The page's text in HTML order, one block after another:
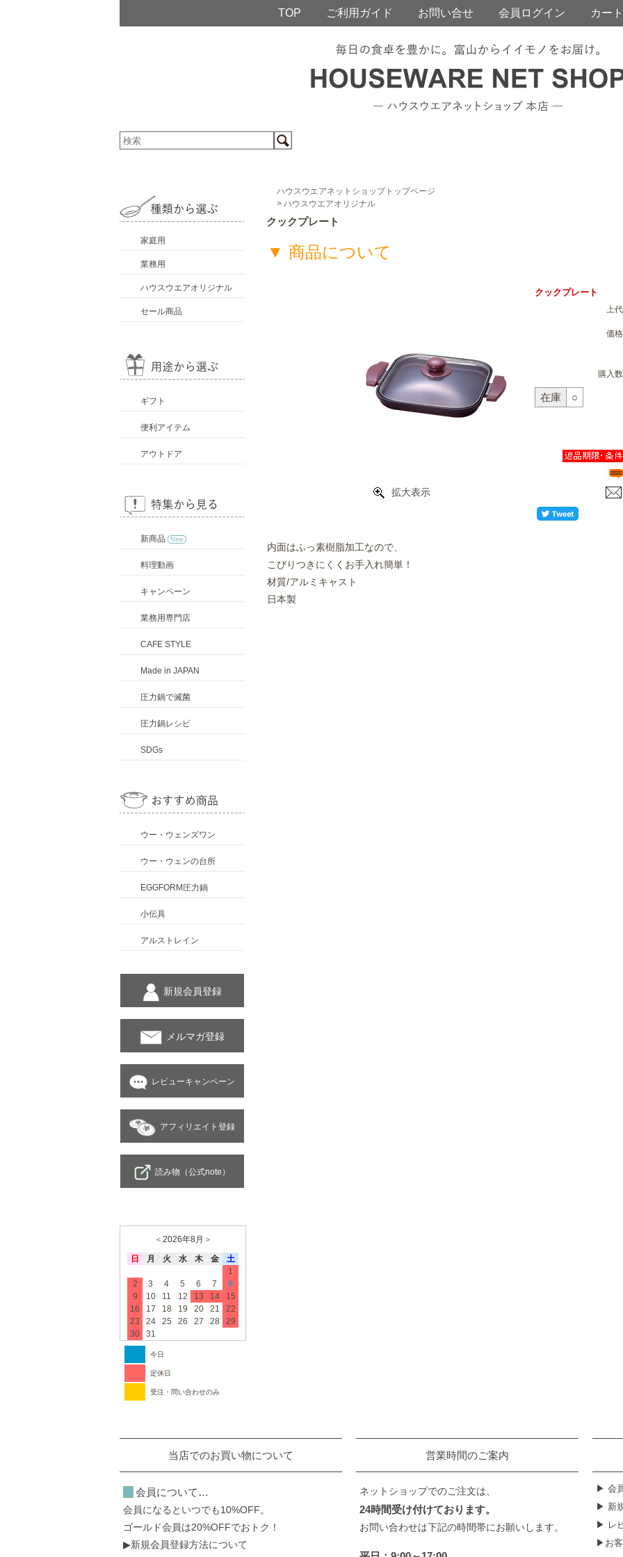
TOP ご利用ガイド お問い合せ 会員ログイン カー
家庭用
業務用
ハウスウエアオリジナル
セール商品
ギフト
便利アイテム
アウトドア
新商品 New
料理動画
キャンペーン
業務用専門店
CAFE STYLE
Made in JAPAN
圧力鍋で滅菌
圧力鍋レシピ
SDGs
ウー・ウェンズワン
ウー・ウェンの台所
EGGFORM圧力鍋
小伝具
アルストレイン
新規会員登録
メルマガ登録
レビューキャンペーン
アフィリエイト登録
読み物（公式note）
＜ 2026年8月 ＞
日
月 火 水 木 金
土
1
2
3 4 5 6 7
8
9
10 11 12 13 14
15
16
17 18 19 20 21
22
23
24 25 26 27 28
29
30
31
今日
定休日
受注・問い合わせのみ
ハウスウエアネットショップトップページ
> ハウスウエアオリジナル
クックプレート
▼ 商品について
拡大表示
クックプレート
上
価
購入
在庫 ○
内面はふっ素樹脂加工なので、
こびりつきにくくお手入れ簡単！
材質/アルミキャスト
日本製
当店でのお買い物について
会員について…
会員になるといつでも10%OFF。
ゴールド会員は20%OFFでおトク！
▶新規会員登録方法について
営業時間のご案内
ネットショップでのご注文は、
24時間受け付けております。
お問い合わせは下記の時間帯にお願いします。
▶ 会
▶ 新
▶ レ
▶お